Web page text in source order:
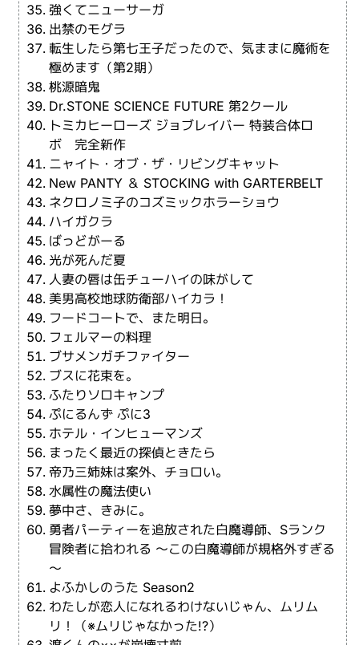
強くてニューサーガ
出禁のモグラ
転生したら第七王子だったので、気ままに魔術を
極めます（第2期）
桃源暗鬼
Dr.STONE SCIENCE FUTURE 第2クール
トミカヒーローズ ジョブレイバー 特装合体ロ
ボ 完全新作
ニャイト・オブ・ザ・リビングキャット
New PANTY ＆ STOCKING with GARTERBELT
ネクロノミ子のコズミックホラーショウ
ハイガクラ
ばっどがーる
光が死んだ夏
人妻の唇は缶チューハイの味がして
美男高校地球防衛部ハイカラ！
フードコートで、また明日。
フェルマーの料理
ブサメンガチファイター
ブスに花束を。
ふたりソロキャンプ
ぷにるんず ぷに3
ホテル・インヒューマンズ
まったく最近の探偵ときたら
帝乃三姉妹は案外、チョロい。
水属性の魔法使い
夢中さ、きみに。
勇者パーティーを追放された白魔導師、Sランク
冒険者に拾われる ～この白魔導師が規格外すぎる
～
よふかしのうた Season2
わたしが恋人になれるわけないじゃん、ムリム
リ！（※ムリじゃなかった!?）